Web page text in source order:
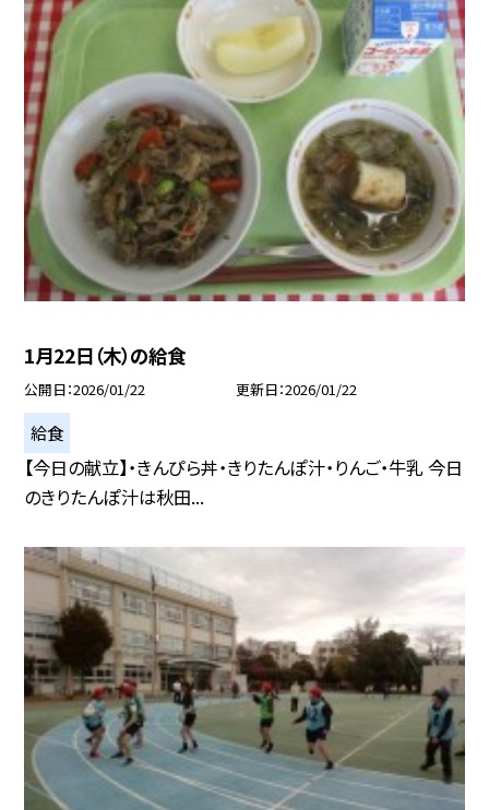
1月22日（木）の給食
公開日 2026/01/22 更新日 2026/01/22
給食
【今日の献立】・きんぴら丼・きりたんぽ汁・りんご・牛乳 今日
のきりたんぽ汁は秋田...